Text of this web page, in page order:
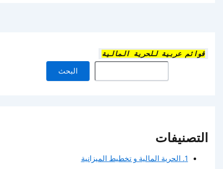
قوائم عربية للحرية المالية
البحث
التصنيفات